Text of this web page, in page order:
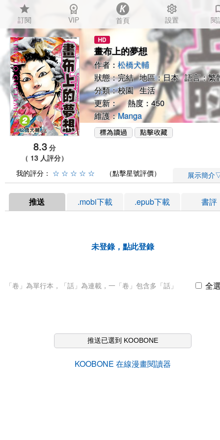
star
訂閱
workspace_premium
VIP 首頁
settings
設置 閱
8.3 分
（ 13 人評分）
畫布上的夢想
作者： 松橋犬輔
狀態：完結 地區：日本 語言：繁
分類：校園 生活
更新： 熱度：450
維護：Manga
我的評分： ☆ ☆ ☆ ☆ ☆ （點擊星號評價） 展示簡介
推送 .mobi下載 .epub下載 書評
未登錄，點此登錄
「卷」為單行本，「話」為連載，一「卷」包含多「話」 全
推送已選到 KOOBONE
KOOBONE 在線漫畫閱讀器